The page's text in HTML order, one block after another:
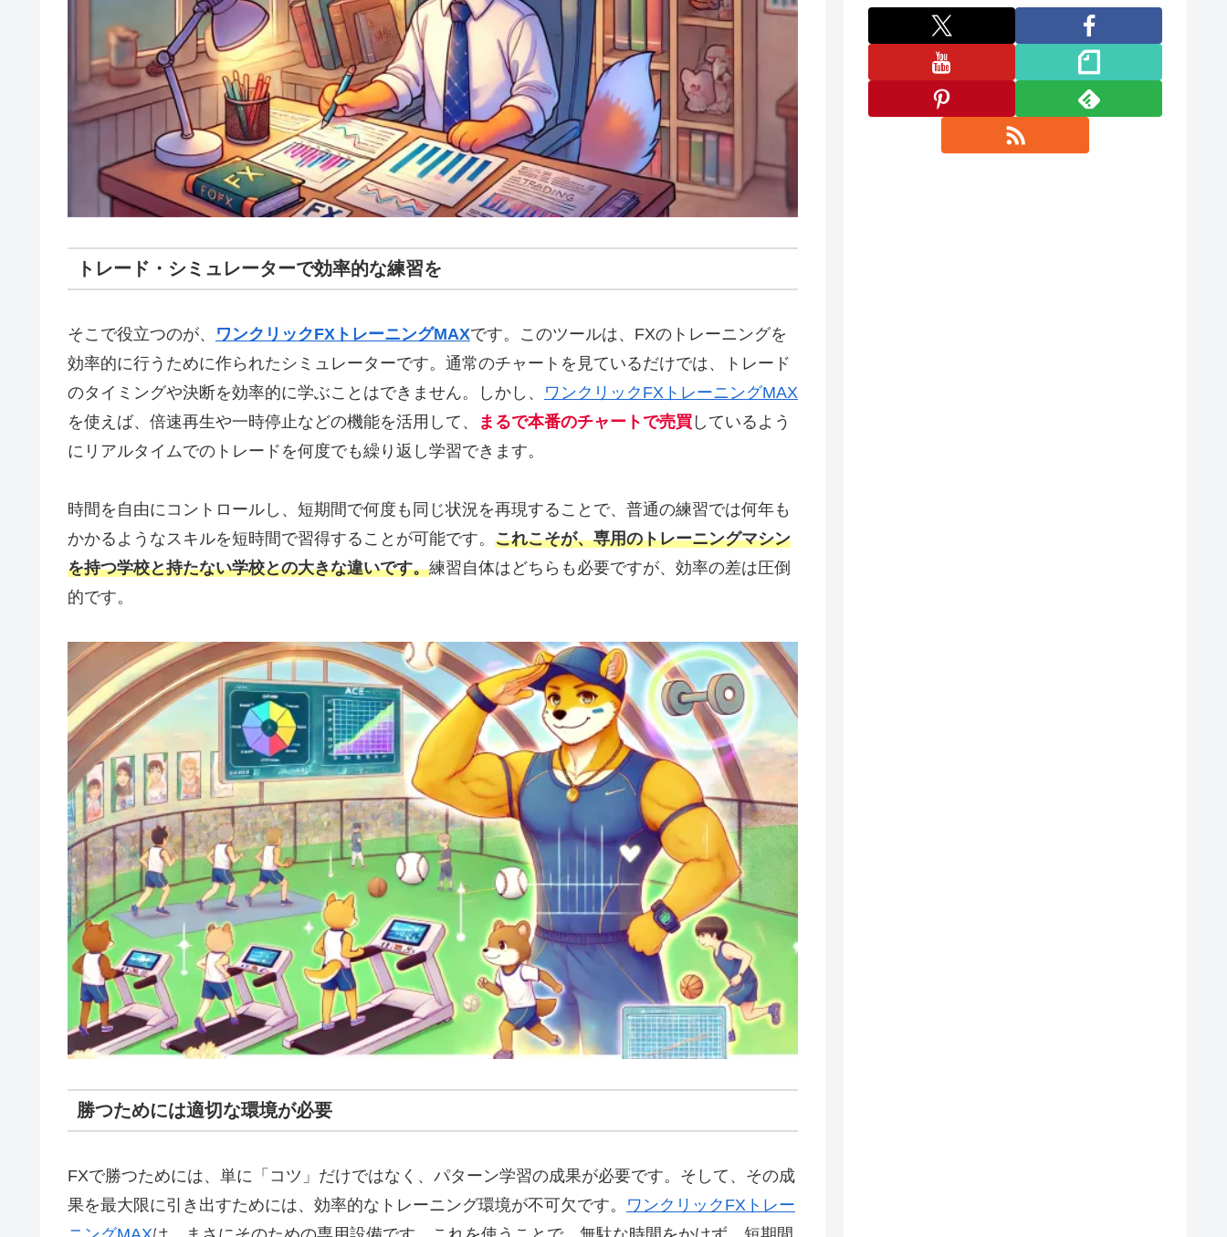
トレード・シミュレーターで効率的な練習を
そこで役立つのが、 ワンクリックFXトレーニングMAXです。このツールは、FXのトレーニングを
効率的に行うために作られたシミュレーターです。通常のチャートを見ているだけでは、トレード
のタイミングや決断を効率的に学ぶことはできません。しかし、 ワンクリックFXトレーニングMAX
を使えば、倍速再生や一時停止などの機能を活用して、
まるで本番のチャートで売買 しているよう
にリアルタイムでのトレードを何度でも繰り返し学習できます。
時間を自由にコントロールし、短期間で何度も同じ状況を再現することで、普通の練習では何年も
かかるようなスキルを短時間で習得することが可能です。 これこそが、専用のトレーニングマシン
を持つ学校と持たない学校との大きな違いです。練習自体はどちらも必要ですが、効率の差は圧倒
的です。
勝つためには適切な環境が必要
FXで勝つためには、単に「コツ」だけではなく、パターン学習の成果が必要です。そして、その成
果を最大限に引き出すためには、効率的なトレーニング環境が不可欠です。 ワンクリックFXトレー